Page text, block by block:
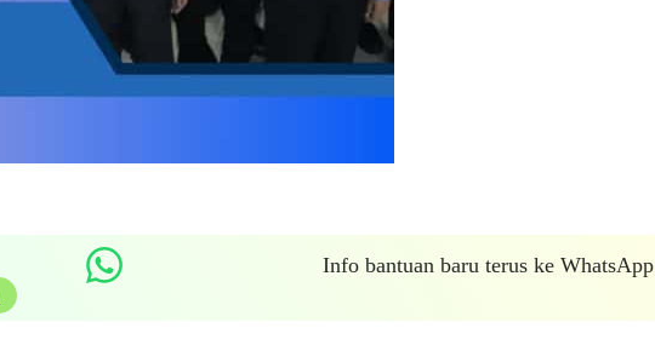
Info bantuan baru terus ke WhatsApp